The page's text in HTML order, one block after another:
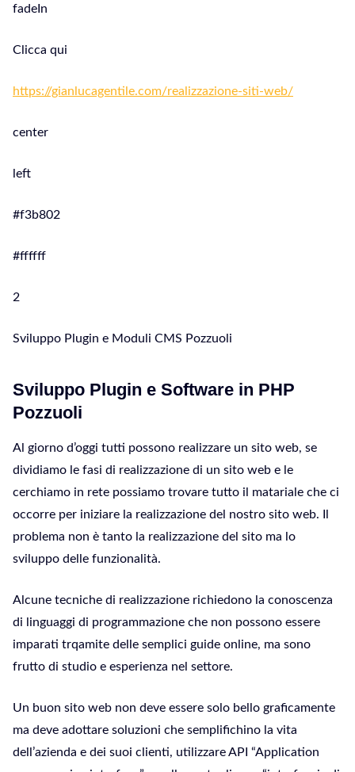
fadeIn
Clicca qui
https://gianlucagentile.com/realizzazione-siti-web/
center
left
#f3b802
#ffffff
2
Sviluppo Plugin e Moduli CMS Pozzuoli
Sviluppo Plugin e Software in PHP
Pozzuoli
Al giorno d’oggi tutti possono realizzare un sito web, se
dividiamo le fasi di realizzazione di un sito web e le
cerchiamo in rete possiamo trovare tutto il matariale che ci
occorre per iniziare la realizzazione del nostro sito web. Il
problema non è tanto la realizzazione del sito ma lo
sviluppo delle funzionalità.
Alcune tecniche di realizzazione richiedono la conoscenza
di linguaggi di programmazione che non possono essere
imparati trqamite delle semplici guide online, ma sono
frutto di studio e esperienza nel settore.
Un buon sito web non deve essere solo bello graficamente
ma deve adottare soluzioni che semplifichino la vita
dell’azienda e dei suoi clienti, utilizzare API “Application